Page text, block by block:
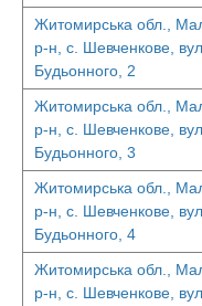
Житомирська обл.,
р-н, с. Шевченкове, вул.
Будьонного, 2
Житомирська обл.,
р-н, с. Шевченкове, вул.
Будьонного, 3
Житомирська обл.,
р-н, с. Шевченкове, вул.
Будьонного, 4
Житомирська обл.,
р-н, с. Шевченкове, вул.